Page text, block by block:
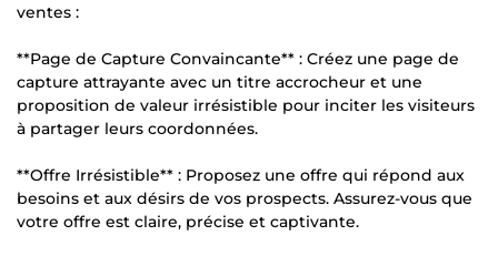
ventes :
**Page de Capture Convaincante** : Créez une page de
capture attrayante avec un titre accrocheur et une
proposition de valeur irrésistible pour inciter les visiteurs
à partager leurs coordonnées.
**Offre Irrésistible** : Proposez une offre qui répond aux
besoins et aux désirs de vos prospects. Assurez-vous que
votre offre est claire, précise et captivante.